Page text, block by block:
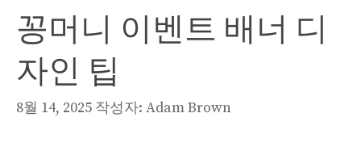
꽁머니 이벤트 배너 디
자인 팁
8월 14, 2025 작성자: Adam Brown